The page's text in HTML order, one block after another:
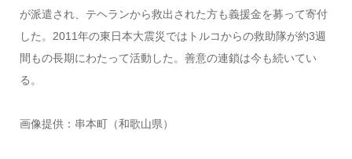
が派遣され、テヘランから救出された方も義援金を募って寄付
した。2011年の東日本大震災ではトルコからの救助隊が約3週
間もの長期にわたって活動した。善意の連鎖は今も続いてい
る。
画像提供：串本町（和歌山県）